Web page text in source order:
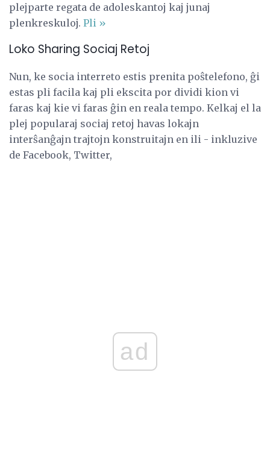
plejparte regata de adoleskantoj kaj junaj
plenkreskuloj. Pli »
Loko Sharing Sociaj Retoj
Nun, ke socia interreto estis prenita poŝtelefono, ĝi
estas pli facila kaj pli ekscita por dividi kion vi
faras kaj kie vi faras ĝin en reala tempo. Kelkaj el la
plej popularaj sociaj retoj havas lokajn
interŝanĝajn trajtojn konstruitajn en ili - inkluzive
de Facebook, Twitter,
ad